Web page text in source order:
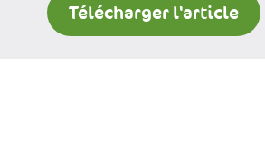
Télécharger l'article